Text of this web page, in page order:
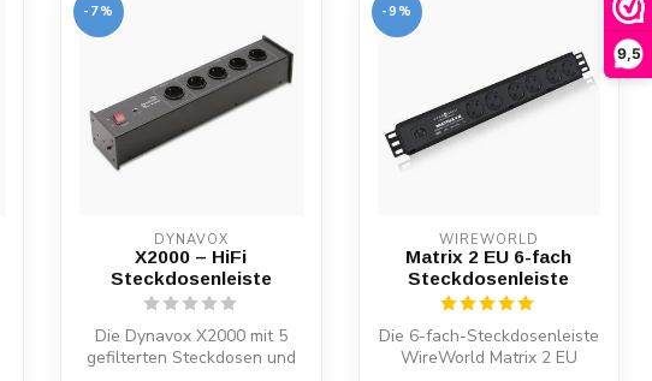
9,5
-7%
DYNAVOX
X2000 – HiFi
Steckdosenleiste
Die Dynavox X2000 mit 5
gefilterten Steckdosen und
-9%
WIREWORLD
Matrix 2 EU 6-fach
Steckdosenleiste
Die 6-fach-Steckdosenleiste
WireWorld Matrix 2 EU